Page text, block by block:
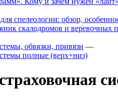
спелеологии: обзор,
скалодромов и веревочных
обвязки, привязи —
полные (верх+низ)